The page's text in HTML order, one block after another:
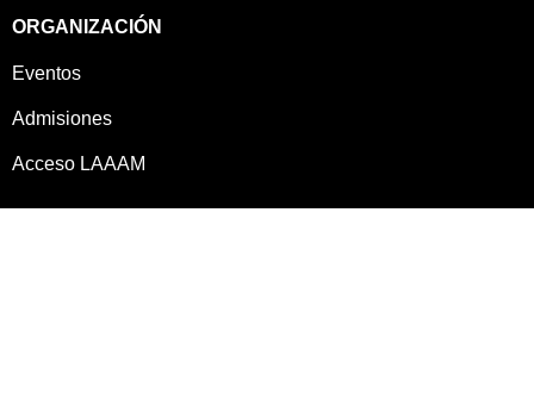
ORGANIZACIÓN
Eventos
Admisiones
Acceso LAAAM